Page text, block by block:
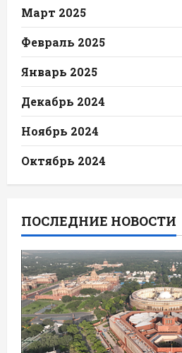
Март 2025
Февраль 2025
Январь 2025
Декабрь 2024
Ноябрь 2024
Октябрь 2024
ПОСЛЕДНИЕ НОВОСТИ